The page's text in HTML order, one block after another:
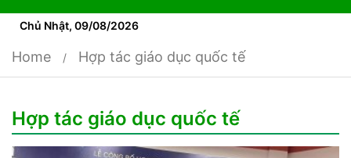
Chủ Nhật, 09/08/2026
Home Hợp tác giáo dục quốc tế
Hợp tác giáo dục quốc tế